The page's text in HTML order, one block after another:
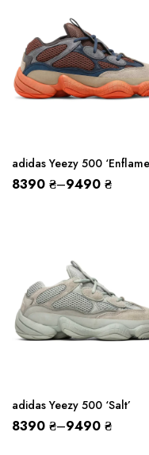
adidas Yeezy 500
8390 ₴–9490 ₴
adidas Yeezy 500 ‘Salt’
8390 ₴–9490 ₴